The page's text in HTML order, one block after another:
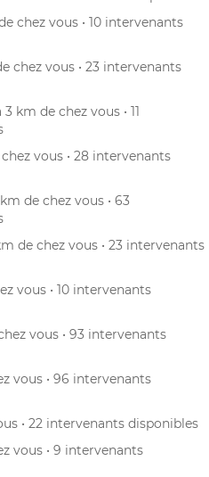
chez vous • 10 intervenants
chez vous • 23 intervenants
3 km de chez vous • 11
chez vous • 28 intervenants
km de chez vous • 63
de chez vous • 23 intervenants
vous • 10 intervenants
vous • 93 intervenants
vous • 96 intervenants
• 22 intervenants disponibles
vous • 9 intervenants